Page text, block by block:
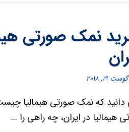
نمک صورتی
۱۹, ۲۰۱۸
که نمک صورتی هیمالیا
در ایران، چه راهی را ...